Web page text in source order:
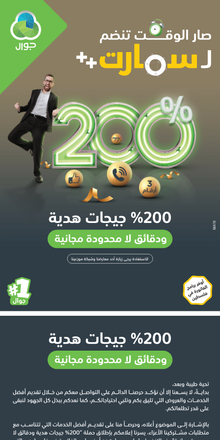
MA19
MA19
ﺻﺎر اﻟﻮﻗـــــــــﺖ ﺗﻨﻀﻢ
ﻟـ
ﻟﻼﺳﺘﻔﺎدة ﻳﺮﺟﻰ زﻳﺎرة أﺣﺪ ﻣﻌﺎرﺿﻨﺎ وﺷﺒﻜﺔ ﻣﻮزﻋﻴﻨﺎ
ودﻗﺎﺋﻖ ﻻ ﻣﺤﺪودة ﻣﺠﺎﻧﻴﺔ
ﺟﻴﺠﺎت ﻫﺪﻳﺔ %200
أوﻓﺮ ﺑﺮاﻣﺞ
اﻟﻔﺎﺗﻮرة ﻓﻲ
ﻓﻠﺴﻄﻴﻦ
ﺗﺤﻴﺔ ﻃﻴﺒﺔ وﺑﻌﺪ،
، ﻻ ﻳﺴـــﻌﻨﺎ إﻻ أن ﻧﺆﻛـــﺪ ﺣﺮﺻﻨـــﺎ اﻟﺪاﺋـــﻢ ﻋﻠﻰ اﻟﺘﻮاﺻـــﻞ ﻣﻌﻜﻢ ﻣﻦ ﺧـــﻼل ﺗﻘﺪﻳﻢ أﻓﻀﻞ ﺑﺪاﻳـــﺔ
اﻟﺨﺪﻣـــﺎت واﻟﻌﺮوض اﻟﺘﻲ ﺗﻠﻴﻖ ﺑﻜﻢ وﺗﻠﺒﻲ اﺣﺘﻴﺎﺟﺎﺗﻜـــﻢ، ﻛﻤﺎ ﻧﻌﺪﻛﻢ ﺑﺒﺬل ﻛﻞ اﻟﺠﻬﻮد ﻟﻨﺒﻘﻰ
ﻋﻠﻰ ﻗﺪر ﺗﻄﻠﻌﺎﺗﻜﻢ.
ﻣﻨﺎ ﻋﻠﻰ ﺗﻘﺪﻳـــﻢ أﻓﻀﻞ اﻟﺨﺪﻣﺎت اﻟﺘﻲ ﺗﺘﻨﺎﺳـــﺐ ﻣﻊ ﺑﺎﻹﺷـــﺎرة إﻟـــﻰ اﻟﻤﻮﺿﻮع أﻋﻼه، وﺣﺮﺻـــﺎ
ﺟﻴﺠﺎت ﻫﺪﻳﺔ ودﻗﺎﺋﻖ ﻻ %200ﻣﺘﻄﻠﺒﺎت ﻣﺸـــﺘﺮﻛﻴﻨﺎ اﻷﻋﺰاء، ﻳﺴﺮﻧﺎ إﻋﻼﻣﻜﻢ ﺑﺈﻃﻼق ﺣﻤﻠﺔ "
ودﻗﺎﺋﻖ ﻻ ﻣﺤﺪودة ﻣﺠﺎﻧﻴﺔ
ﺟﻴﺠﺎت ﻫﺪﻳﺔ %200